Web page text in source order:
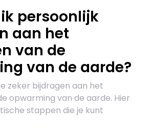
persoonlijk
aan het
van de
van de aarde?
zeker bijdragen aan het
opwarming van de aarde. Hier
stappen die je kunt